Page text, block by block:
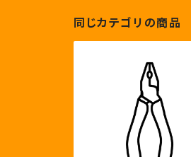
同じカテゴリの商品